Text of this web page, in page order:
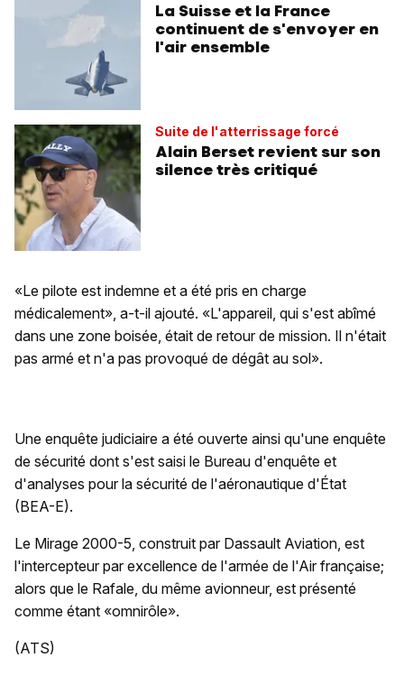
La Suisse et la France
continuent de s'envoyer en
l'air ensemble
Suite de l'atterrissage forcé
Alain Berset revient sur son
silence très critiqué
«Le pilote est indemne et a été pris en charge
médicalement», a-t-il ajouté. «L'appareil, qui s'est abîmé
dans une zone boisée, était de retour de mission. Il n'était
pas armé et n'a pas provoqué de dégât au sol».
Une enquête judiciaire a été ouverte ainsi qu'une enquête
de sécurité dont s'est saisi le Bureau d'enquête et
d'analyses pour la sécurité de l'aéronautique d'État
(BEA-E).
Le Mirage 2000-5, construit par Dassault Aviation, est
l'intercepteur par excellence de l'armée de l'Air française;
alors que le Rafale, du même avionneur, est présenté
comme étant «omnirôle».
(ATS)